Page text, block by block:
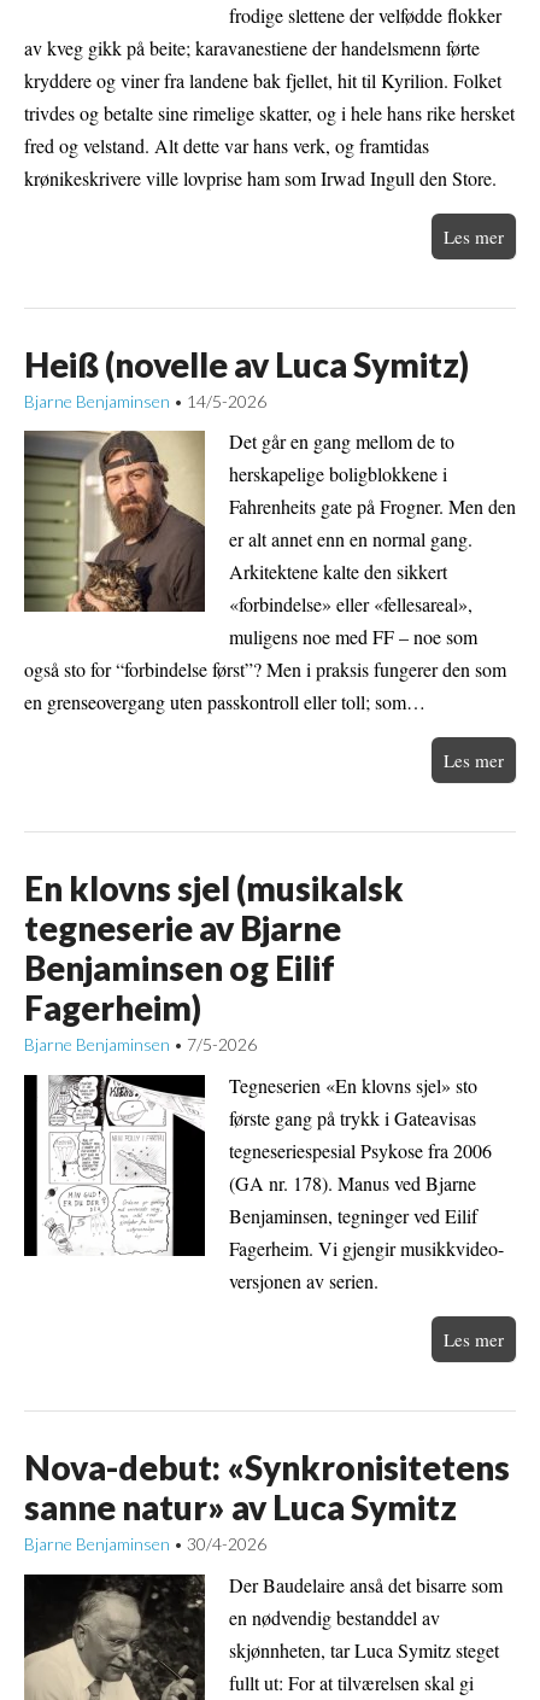
frodige slettene der velfødde flokker
av kveg gikk på beite; karavanestiene der handelsmenn førte
kryddere og viner fra landene bak fjellet, hit til Kyrilion. Folket
trivdes og betalte sine rimelige skatter, og i hele hans rike hersket
fred og velstand. Alt dette var hans verk, og framtidas
krønikeskrivere ville lovprise ham som Irwad Ingull den Store.
Les mer
Heiß (novelle av Luca Symitz)
Bjarne Benjaminsen • 14/5-2026
Det går en gang mellom de to
herskapelige boligblokkene i
Fahrenheits gate på Frogner. Men den
er alt annet enn en normal gang.
Arkitektene kalte den sikkert
«forbindelse» eller «fellesareal»,
muligens noe med FF – noe som
også sto for “forbindelse først”? Men i praksis fungerer den som
en grenseovergang uten passkontroll eller toll; som…
Les mer
En klovns sjel (musikalsk
tegneserie av Bjarne
Benjaminsen og Eilif
Fagerheim)
Bjarne Benjaminsen • 7/5-2026
Tegneserien «En klovns sjel» sto
første gang på trykk i Gateavisas
tegneseriespesial Psykose fra 2006
(GA nr. 178). Manus ved Bjarne
Benjaminsen, tegninger ved Eilif
Fagerheim. Vi gjengir musikkvideo-
versjonen av serien.
Les mer
Nova-debut: «Synkronisitetens
sanne natur» av Luca Symitz
Bjarne Benjaminsen • 30/4-2026
Der Baudelaire anså det bisarre som
en nødvendig bestanddel av
skjønnheten, tar Luca Symitz steget
fullt ut: For at tilværelsen skal gi